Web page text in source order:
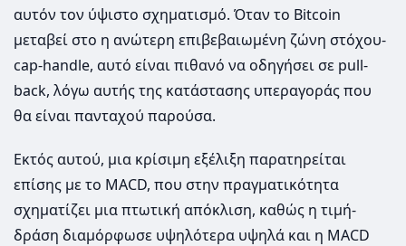
αυτόν τον ύψιστο σχηματισμό. Όταν το Bitcoin
μεταβεί στο η ανώτερη επιβεβαιωμένη ζώνη στόχου-
cap-handle, αυτό είναι πιθανό να οδηγήσει σε pull-
back, λόγω αυτής της κατάστασης υπεραγοράς που
θα είναι πανταχού παρούσα.
Εκτός αυτού, μια κρίσιμη εξέλιξη παρατηρείται
επίσης με το MACD, που στην πραγματικότητα
σχηματίζει μια πτωτική απόκλιση, καθώς η τιμή-
δράση διαμόρφωσε υψηλότερα υψηλά και η MACD